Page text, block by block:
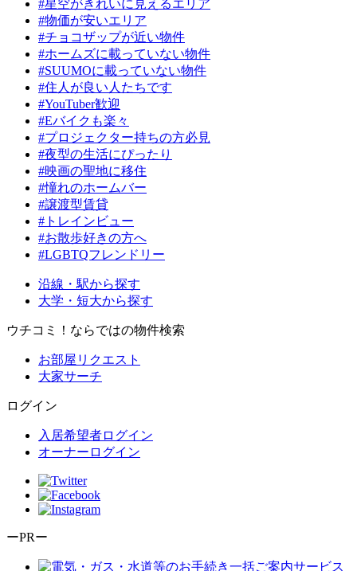
#星空がきれいに見えるエリア
#物価が安いエリア
#チョコザップが近い物件
#ホームズに載っていない物件
#SUUMOに載っていない物件
#住人が良い人たちです
#YouTuber歓迎
#Eバイクも楽々
#プロジェクター持ちの方必見
#夜型の生活にぴったり
#映画の聖地に移住
#憧れのホームバー
#譲渡型賃貸
#トレインビュー
#お散歩好きの方へ
#LGBTQフレンドリー
沿線・駅から探す
大学・短大から探す
ウチコミ！ならではの物件検索
お部屋リクエスト
大家サーチ
ログイン
入居希望者ログイン
オーナーログイン
ーPRー